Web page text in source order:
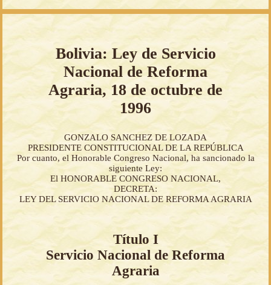
Bolivia: Ley de Servicio
Nacional de Reforma
Agraria, 18 de octubre de
1996
GONZALO SANCHEZ DE LOZADA
PRESIDENTE CONSTITUCIONAL DE LA REPÚBLICA
Por cuanto, el Honorable Congreso Nacional, ha sancionado la
siguiente Ley:
El HONORABLE CONGRESO NACIONAL,
DECRETA:
LEY DEL SERVICIO NACIONAL DE REFORMA AGRARIA
Título I
Servicio Nacional de Reforma
Agraria